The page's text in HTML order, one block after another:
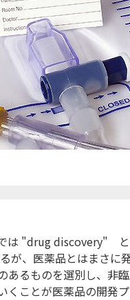
は "drug discovery"
が、医薬品とはまさに
あるものを選別し、非
ことが医薬品の開発プ